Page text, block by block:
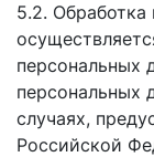
5.2. Обработка
персональных
персональных
случаях,
Российской